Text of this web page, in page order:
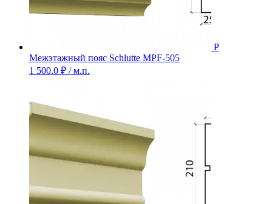
Межэтажный пояс Schlutte MPF-505
1 500.0 ₽ / м.п.